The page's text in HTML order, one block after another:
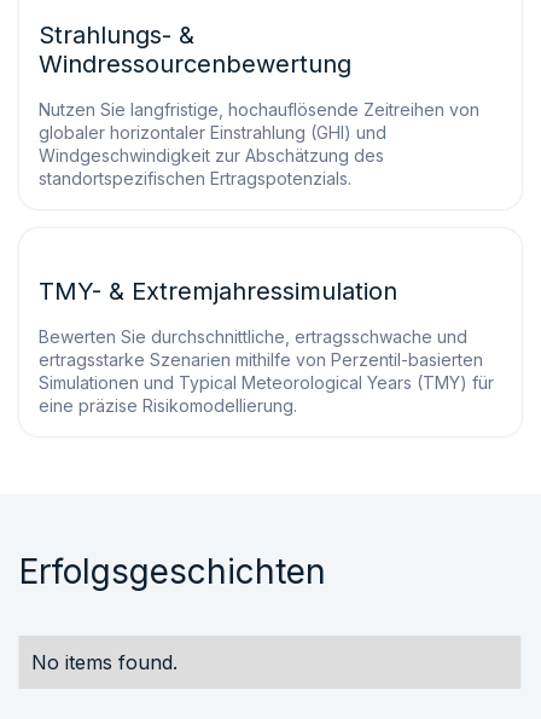
Strahlungs- &
Windressourcenbewertung
Nutzen Sie langfristige, hochauflösende Zeitreihen von
globaler horizontaler Einstrahlung (GHI) und
Windgeschwindigkeit zur Abschätzung des
standortspezifischen Ertragspotenzials.
TMY- & Extremjahressimulation
Bewerten Sie durchschnittliche, ertragsschwache und
ertragsstarke Szenarien mithilfe von Perzentil-basierten
Simulationen und Typical Meteorological Years (TMY) für
eine präzise Risikomodellierung.
Erfolgsgeschichten
No items found.